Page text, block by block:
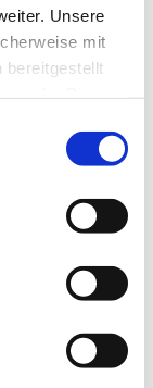
Unsere
mit
bereitgestellt